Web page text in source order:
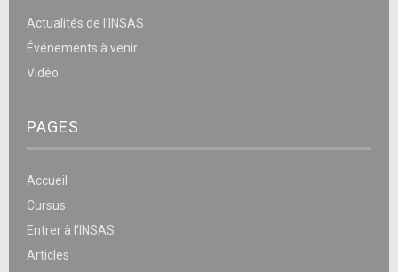
Actualités de l’INSAS
Événements à venir
Vidéo
PAGES
Accueil
Cursus
Entrer à l’INSAS
Articles